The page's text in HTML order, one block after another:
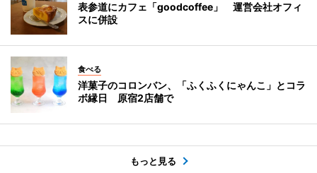
表参道にカフェ「goodcoffee」 運営会社オフィ
スに併設
食べる
洋菓子のコロンバン、「ふくふくにゃんこ」とコラ
ボ縁日 原宿2店舗で
もっと見る